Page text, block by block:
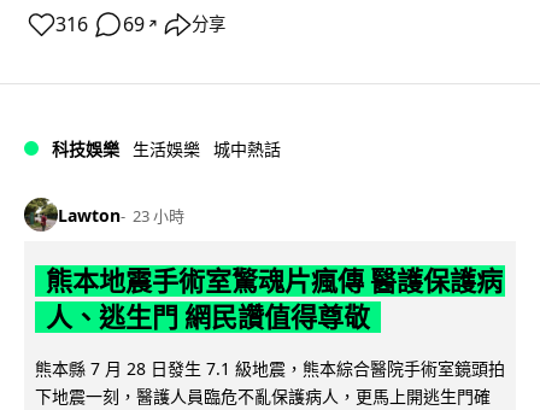
316 69 ↗ 分享
科技娛樂 生活娛樂 城中熱話
Lawton 23 小時
熊本地震手術室驚魂片瘋傳 醫護保護病
人、逃生門 網民讚值得尊敬
熊本縣 7 月 28 日發生 7.1 級地震，熊本綜合醫院手術室鏡頭拍
下地震一刻，醫護人員臨危不亂保護病人，更馬上開逃生門確